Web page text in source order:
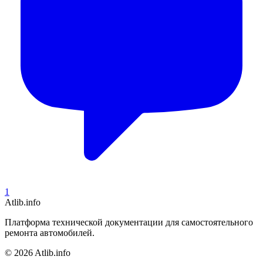
1
Atlib.info
Платформа технической документации для самостоятельного
ремонта автомобилей.
© 2026 Atlib.info